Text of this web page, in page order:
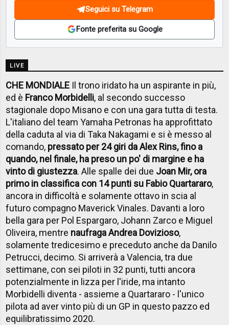
Seguici su Telegram
Fonte preferita su Google
LIVE
CHE MONDIALE Il trono iridato ha un aspirante in più,
ed è Franco Morbidelli, al secondo successo
stagionale dopo Misano e con una gara tutta di testa.
L'italiano del team Yamaha Petronas ha approfittato
della caduta al via di Taka Nakagami e si è messo al
comando, pressato per 24 giri da Alex Rins, fino a
quando, nel finale, ha preso un po' di margine e ha
vinto di giustezza. Alle spalle dei due Joan Mir, ora
primo in classifica con 14 punti su Fabio Quartararo,
ancora in difficoltà e solamente ottavo in scia al
futuro compagno Maverick Vinales. Davanti a loro
bella gara per Pol Espargaro, Johann Zarco e Miguel
Oliveira, mentre naufraga Andrea Dovizioso,
solamente tredicesimo e preceduto anche da Danilo
Petrucci, decimo. Si arriverà a Valencia, tra due
settimane, con sei piloti in 32 punti, tutti ancora
potenzialmente in lizza per l'iride, ma intanto
Morbidelli diventa - assieme a Quartararo - l'unico
pilota ad aver vinto più di un GP in questo pazzo ed
equilibratissimo 2020.